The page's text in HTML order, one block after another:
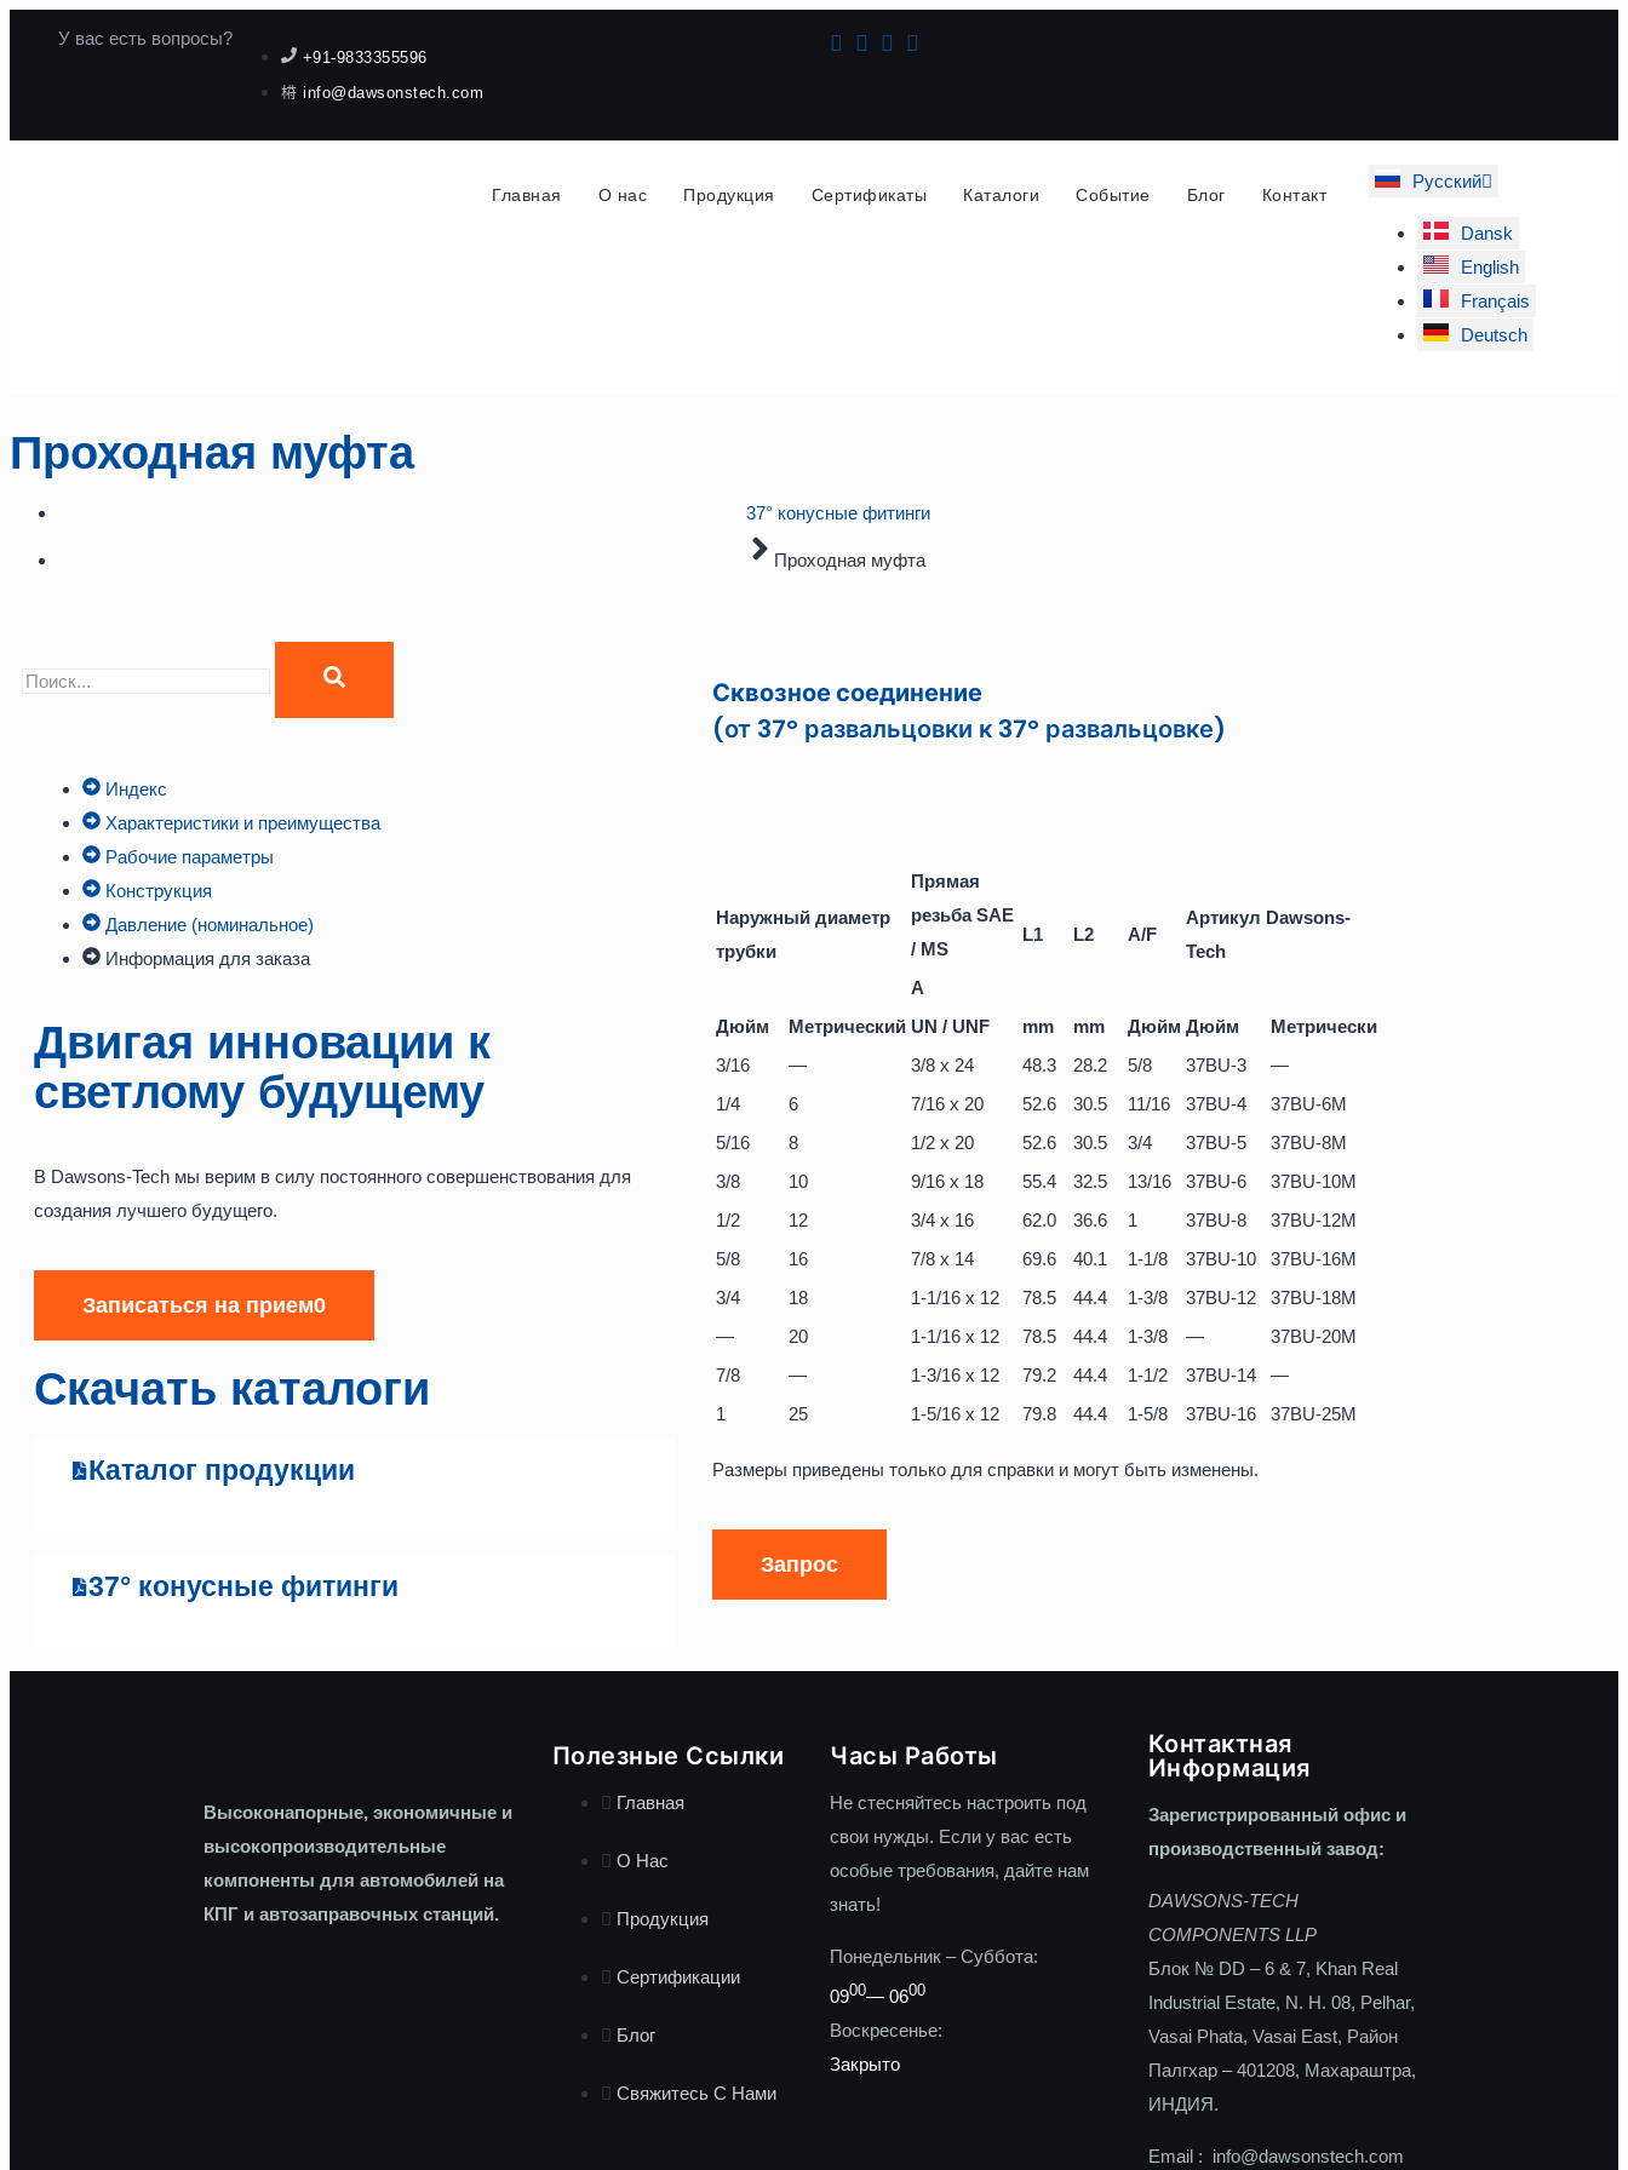
У вас есть вопросы?
+91-9833355596
info@dawsonstech.com
Главная О нас Продукция Сертификаты Каталоги Событие Блог Контакт
Русский
Dansk
English
Français
Deutsch
Проходная муфта
37° конусные фитинги
Проходная муфта
Индекс
Характеристики и преимущества
Рабочие параметры
Конструкция
Давление (номинальное)
Информация для заказа
Двигая инновации к
светлому будущему
В Dawsons-Tech мы верим в силу постоянного совершенствования для
создания лучшего будущего.
Записаться на прием0
Скачать каталоги
Каталог продукции
37° конусные фитинги
Сквозное соединение
(от 37° развальцовки к 37° развальцовке)
Наружный диаметр
трубки
Прямая
резьба SAE
/ MS
L1 L2 A/F
Артикул Dawsons-
Tech
A
Дюйм
Метрический UN / UNF mm mm Дюйм Дюйм
Метрический
3/16
— 3/8 x 24 48.3 28.2 5/8 37BU-3
—
1/4
6 7/16 x 20 52.6 30.5 11/16 37BU-4
37BU-6M
5/16
8 1/2 x 20 52.6 30.5 3/4 37BU-5
37BU-8M
3/8
10 9/16 x 18 55.4 32.5 13/16 37BU-6
37BU-10M
1/2
12 3/4 x 16 62.0 36.6 1 37BU-8
37BU-12M
5/8
16 7/8 x 14 69.6 40.1 1-1/8 37BU-10
37BU-16M
3/4
18 1-1/16 x 12 78.5 44.4 1-3/8 37BU-12
37BU-18M
—
20 1-1/16 x 12 78.5 44.4 1-3/8 —
37BU-20M
7/8
— 1-3/16 x 12 79.2 44.4 1-1/2 37BU-14
—
1
25 1-5/16 x 12 79.8 44.4 1-5/8 37BU-16 37BU-25M
Размеры приведены только для справки и могут быть изменены.
Запрос
Высоконапорные, экономичные и
высокопроизводительные
компоненты для автомобилей на
КПГ и автозаправочных станций.
Полезные Ссылки
Главная
О Нас
Продукция
Сертификации
Блог
Свяжитесь С Нами
Часы Работы
Не стесняйтесь настроить под
свои нужды. Если у вас есть
особые требования, дайте нам
знать!
Понедельник – Суббота:
0900— 0600
Воскресенье:
Закрыто
Контактная
Информация
Зарегистрированный офис и
производственный завод:
DAWSONS-TECH
COMPONENTS LLP
Блок № DD – 6 & 7, Khan Real
Industrial Estate, N. H. 08, Pelhar,
Vasai Phata, Vasai East, Район
Палгхар – 401208, Махараштра,
ИНДИЯ.
Email : info@dawsonstech.com